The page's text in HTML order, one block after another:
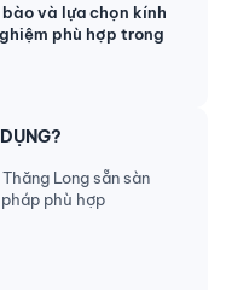
và lựa chọn kính
phù hợp trong
Long sẵn sàn
phù hợp